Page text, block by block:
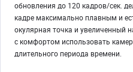
обновления до 120 кадров/сек.
кадре максимально плавным и
окулярная точка и увеличенный
с комфортом использовать
длительного периода времени.